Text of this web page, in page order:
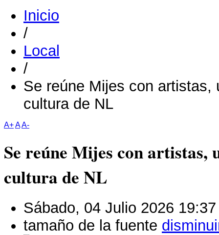
Inicio
/
Local
/
Se reúne Mijes con artistas,
cultura de NL
A+AA-
Se reúne Mijes con artistas,
cultura de NL
Sábado, 04 Julio 2026 19:37
tamaño de la fuente